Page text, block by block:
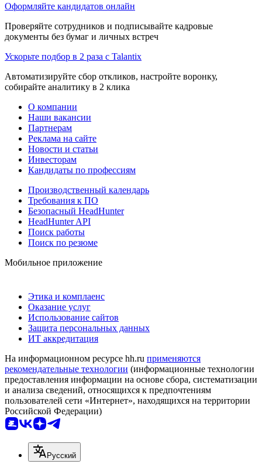
Оформляйте кандидатов онлайн
Проверяйте сотрудников и подписывайте кадровые
документы без бумаг и личных встреч
Ускорьте подбор в 2 раза с Talantix
Автоматизируйте сбор откликов, настройте воронку,
собирайте аналитику в 2 клика
О компании
Наши вакансии
Партнерам
Реклама на сайте
Новости и статьи
Инвесторам
Кандидаты по профессиям
Производственный календарь
Требования к ПО
Безопасный HeadHunter
HeadHunter API
Поиск работы
Поиск по резюме
Мобильное приложение
Этика и комплаенс
Оказание услуг
Использование сайтов
Защита персональных данных
ИТ аккредитация
На информационном ресурсе hh.ru применяются
рекомендательные технологии (информационные технологии
предоставления информации на основе сбора, систематизации
и анализа сведений, относящихся к предпочтениям
пользователей сети «Интернет», находящихся на территории
Российской Федерации)
Русский